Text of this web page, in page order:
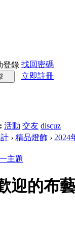
登錄 找回密碼
立即註冊
活動 交友 discuz
› 精品燈飾 › 2024
迎的布